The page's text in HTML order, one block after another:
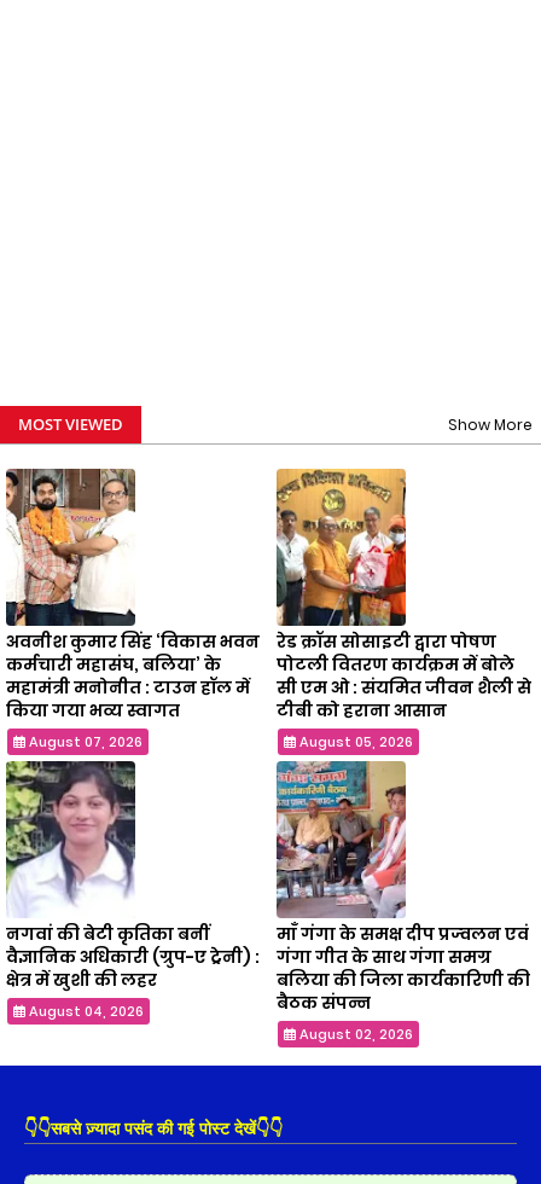
MOST VIEWED Show More
अवनीश कुमार सिंह ‘विकास भवन
कर्मचारी महासंघ, बलिया’ के
महामंत्री मनोनीत : टाउन हॉल में
किया गया भव्य स्वागत
August 07, 2026
रेड क्रॉस सोसाइटी द्वारा पोषण
पोटली वितरण कार्यक्रम में बोले
सी एम ओ : संयमित जीवन शैली से
टीबी को हराना आसान
August 05, 2026
नगवां की बेटी कृतिका बनीं
वैज्ञानिक अधिकारी (ग्रुप-ए ट्रेनी) :
क्षेत्र में खुशी की लहर
August 04, 2026
माँ गंगा के समक्ष दीप प्रज्वलन एवं
गंगा गीत के साथ गंगा समग्र
बलिया की जिला कार्यकारिणी की
बैठक संपन्न
August 02, 2026
👇👇सबसे ज़्यादा पसंद की गई पोस्ट देखें👇👇